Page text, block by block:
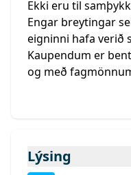
Ekki eru til
Engar breytingar
eigninni hafa verið
Kaupendum er
og með
Lýsing